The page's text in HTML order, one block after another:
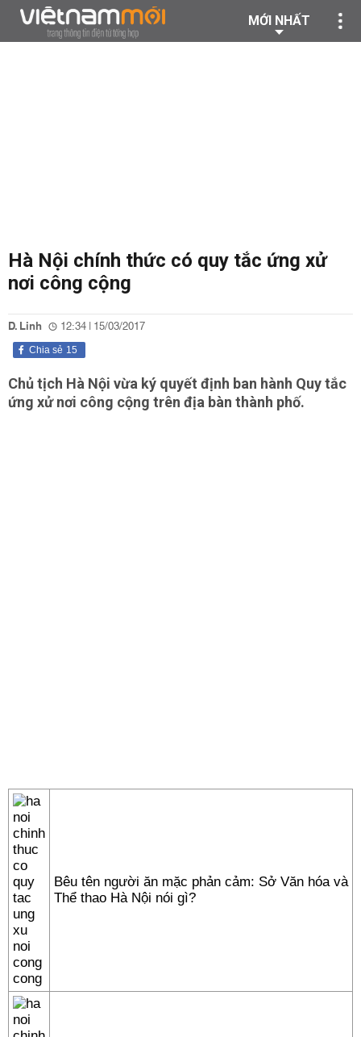
MỚI NHẤT
Hà Nội chính thức có quy tắc ứng xử
nơi công cộng
D. Linh 12:34 | 15/03/2017
15
Chia sẻ
Chủ tịch Hà Nội vừa ký quyết định ban hành Quy tắc
ứng xử nơi công cộng trên địa bàn thành phố.
Bêu tên người ăn mặc phản cảm: Sở Văn hóa và
Thể thao Hà Nội nói gì?